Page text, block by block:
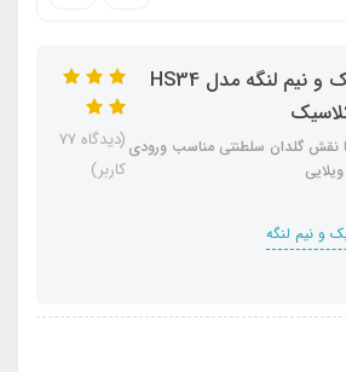
درب فلزی لیزری یک و نیم لنگه مدل HS34
نقش گلدان سلطنتی مناسب ورودی
(دیدگاه 77
کاربر)